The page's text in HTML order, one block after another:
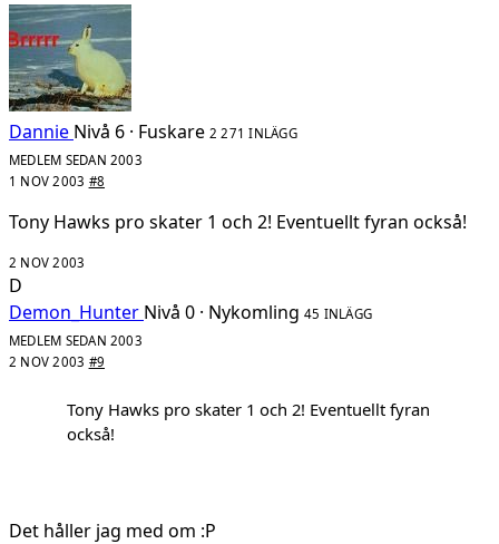
Dannie Nivå 6 · Fuskare 2 271 INLÄGG
MEDLEM SEDAN 2003
1 NOV 2003 #8
Tony Hawks pro skater 1 och 2! Eventuellt fyran också!
2 NOV 2003
D
Demon_Hunter Nivå 0 · Nykomling 45 INLÄGG
MEDLEM SEDAN 2003
2 NOV 2003 #9
Tony Hawks pro skater 1 och 2! Eventuellt fyran
också!
Det håller jag med om :P